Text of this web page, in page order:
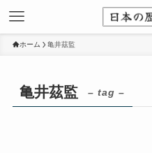
ホーム 亀井茲監
亀井茲監 – tag –